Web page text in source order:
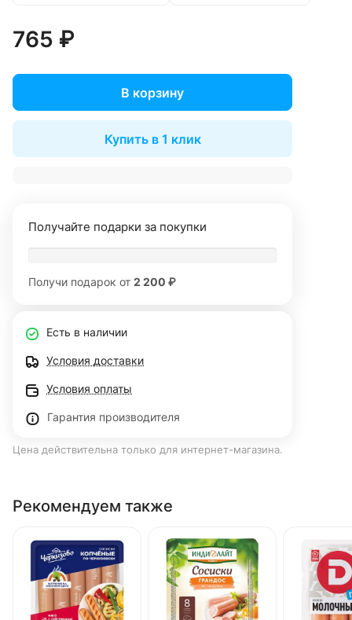
765 ₽
В корзину
Купить в 1 клик
Получайте подарки за покупки
Получи подарок от 2 200 ₽
Есть в наличии
Условия доставки
Условия оплаты
Гарантия производителя
Цена действительна только для интернет-магазина.
Рекомендуем также